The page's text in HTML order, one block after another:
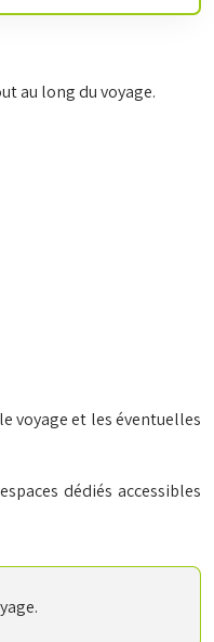
au long du voyage.
voyage et les éventuelles
dédiés accessibles